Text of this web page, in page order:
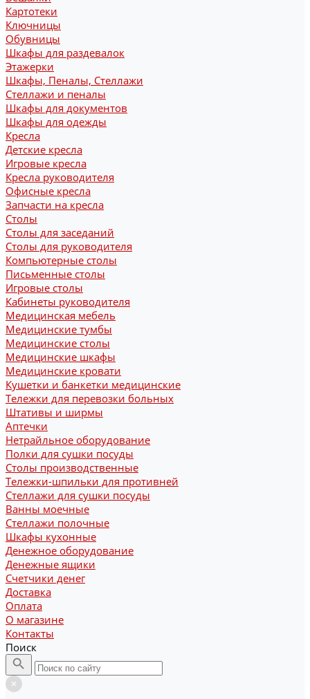
Картотеки
Ключницы
Обувницы
Шкафы для раздевалок
Этажерки
Шкафы, Пеналы, Стеллажи
Стеллажи и пеналы
Шкафы для документов
Шкафы для одежды
Кресла
Детские кресла
Игровые кресла
Кресла руководителя
Офисные кресла
Запчасти на кресла
Столы
Столы для заседаний
Столы для руководителя
Компьютерные столы
Письменные столы
Игровые столы
Кабинеты руководителя
Медицинская мебель
Медицинские тумбы
Медицинские столы
Медицинские шкафы
Медицинские кровати
Кушетки и банкетки медицинские
Тележки для перевозки больных
Штативы и ширмы
Аптечки
Нетрайльное оборудование
Полки для сушки посуды
Столы производственные
Тележки-шпильки для противней
Стеллажи для сушки посуды
Ванны моечные
Стеллажи полочные
Шкафы кухонные
Денежное оборудование
Денежные ящики
Счетчики денег
Доставка
Оплата
О магазине
Контакты
Поиск